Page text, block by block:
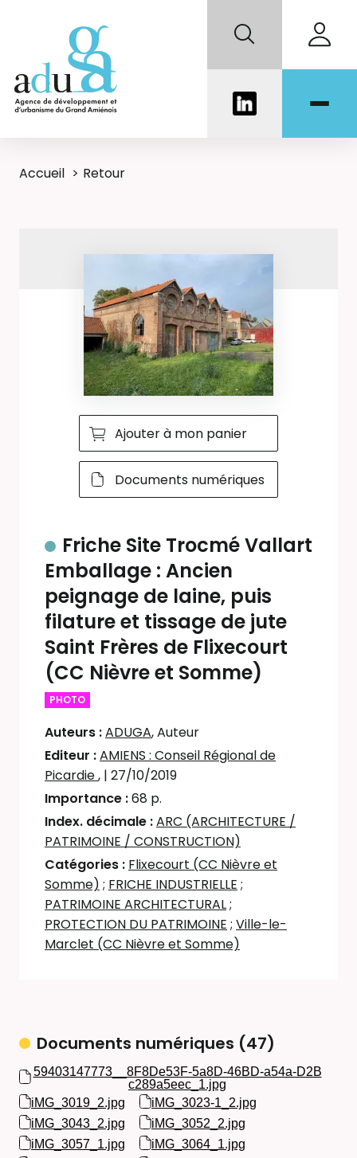
Accueil Retour
Ajouter à mon panier
Documents numériques
Friche Site Trocmé Vallart
Emballage : Ancien
peignage de laine, puis
filature et tissage de jute
Saint Frères de Flixecourt
(CC Nièvre et Somme)
PHOTO
Auteurs :ADUGA, Auteur
Editeur :AMIENS : Conseil Régional de
Picardie, | 27/10/2019
Importance :68 p.
Index. décimale :ARC (ARCHITECTURE /
PATRIMOINE / CONSTRUCTION)
Catégories : Flixecourt (CC Nièvre et
Somme) ; FRICHE INDUSTRIELLE ;
PATRIMOINE ARCHITECTURAL;
PROTECTION DU PATRIMOINE ; Ville-le-
Marclet (CC Nièvre et Somme)
Documents numériques (47)
59403147773__8F8De53F-5a8D-46BD-a54a-D2B
c289a5eec_1.jpg
iMG_3019_2.jpg
iMG_3023-1_2.jpg
iMG_3043_2.jpg
iMG_3052_2.jpg
iMG_3057_1.jpg
iMG_3064_1.jpg